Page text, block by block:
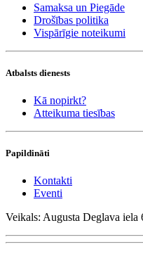
Samaksa un Piegāde
Drošības politika
Vispārīgie noteikumi
Atbalsts dienests
Kā nopirkt?
Atteikuma tiesības
Papildināti
Kontakti
Eventi
Veikals: Augusta Deglava